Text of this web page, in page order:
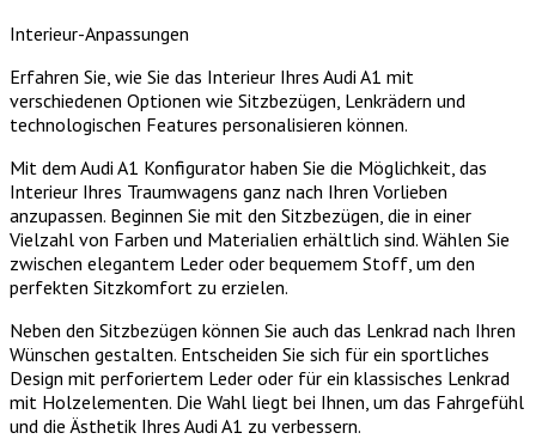
Interieur-Anpassungen
Erfahren Sie, wie Sie das Interieur Ihres Audi A1 mit
verschiedenen Optionen wie Sitzbezügen, Lenkrädern und
technologischen Features personalisieren können.
Mit dem Audi A1 Konfigurator haben Sie die Möglichkeit, das
Interieur Ihres Traumwagens ganz nach Ihren Vorlieben
anzupassen. Beginnen Sie mit den Sitzbezügen, die in einer
Vielzahl von Farben und Materialien erhältlich sind. Wählen Sie
zwischen elegantem Leder oder bequemem Stoff, um den
perfekten Sitzkomfort zu erzielen.
Neben den Sitzbezügen können Sie auch das Lenkrad nach Ihren
Wünschen gestalten. Entscheiden Sie sich für ein sportliches
Design mit perforiertem Leder oder für ein klassisches Lenkrad
mit Holzelementen. Die Wahl liegt bei Ihnen, um das Fahrgefühl
und die Ästhetik Ihres Audi A1 zu verbessern.